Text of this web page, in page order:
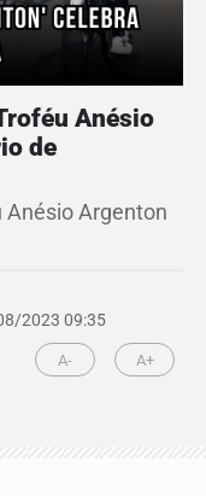
Anésio
de
Anésio Argenton
2023 09:35
A- A+